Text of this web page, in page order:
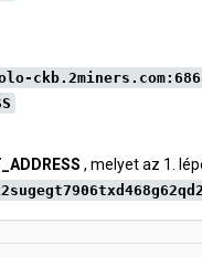
, melyet az 1.